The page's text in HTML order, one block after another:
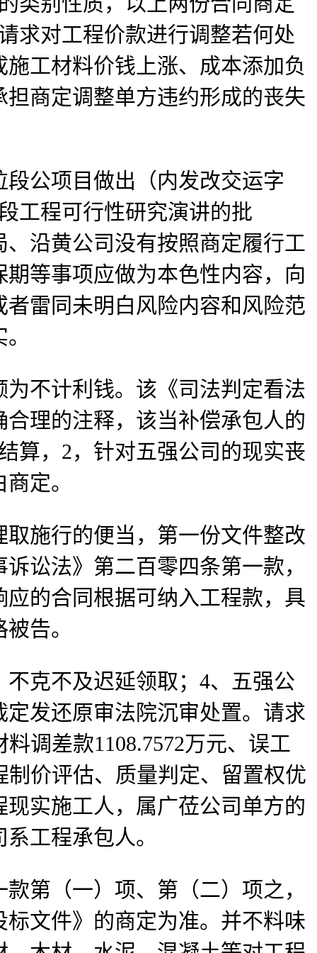
求对工程价款进行调整若何处
工材料价钱上涨、成本添加负
商定调整单方违约形成的丧失
公项目做出（内发改交运字
工程可行性研究演讲的批
沿黄公司没有按照商定履行工
等事项应做为本色性内容，向
雷同未明白风险内容和风险范
不计利钱。该《司法判定看法
理的注释，该当补偿承包人的
算，2，针对五强公司的现实丧
定。
施行的便当，第一份文件整改
讼法》第二百零四条第一款，
的合同根据可纳入工程款，具
告。
克不及迟延领取；4、五强公
发还原审法院沉审处置。请求
调差款1108.7572万元、误工
制价评估、质量判定、留置权优
实施工人，属广莅公司单方的
工程承包人。
（一）项、第（二）项之，
文件》的商定为准。并不料味